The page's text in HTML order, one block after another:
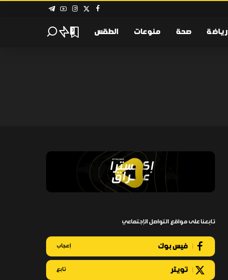
رياضة صحة منوعات الطقس 0
تابعنا على مواقع التواصل الإجتماعي
فيس بوك إعجاب
تويتر تابع